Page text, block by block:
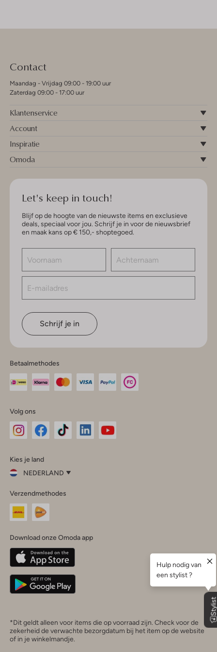
Contact
Maandag - Vrijdag 09:00 - 19:00 uur
Zaterdag 09:00 - 17:00 uur
Klantenservice
Account
Inspiratie
Omoda
Let's keep in touch!
Blijf op de hoogte van de nieuwste items en exclusieve
deals, speciaal voor jou. Schrijf je in voor de nieuwsbrief
en maak kans op € 150,- shoptegoed.
Schrijf je in
Betaalmethodes
Volg ons
InstagramFacebook
Kies je land
NEDERLAND
je
land
Nederland
Belgique(Français)
Deutschland
Verzendmethodes
Download onze Omoda app
*Dit geldt alleen voor items die op voorraad zijn. Check voor de
zekerheid de verwachte bezorgdatum bij het item op de website
of in je winkelmandje.